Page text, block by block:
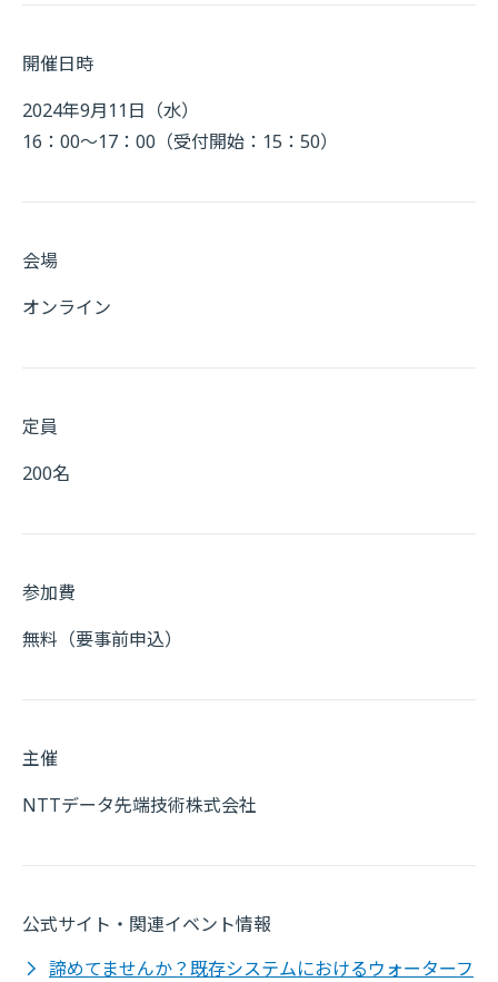
開催日時
2024年9月11日（水）
16：00～17：00（受付開始：15：50）
会場
オンライン
定員
200名
参加費
無料（要事前申込）
主催
NTTデータ先端技術株式会社
公式サイト・関連イベント情報
諦めてませんか？既存システムにおけるウォーターフ